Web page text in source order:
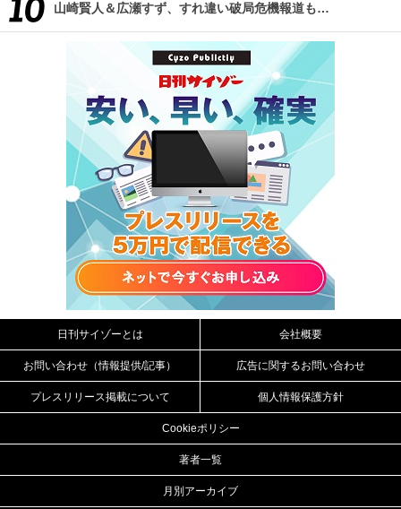
山崎賢人＆広瀬すず、すれ違い破局危機報道も…
日刊サイゾーとは 会社概要
お問い合わせ（情報提供/記事） 広告に関するお問い合わせ
プレスリリース掲載について 個人情報保護方針
Cookieポリシー
著者一覧
月別アーカイブ